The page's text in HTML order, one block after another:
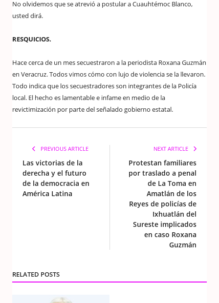
No olvidemos que se atrevió a postular a Cuauhtémoc Blanco,
usted dirá.
RESQUICIOS.
Hace cerca de un mes secuestraron a la periodista Roxana Guzmán
en Veracruz. Todos vimos cómo con lujo de violencia se la llevaron.
Todo indica que los secuestradores son integrantes de la Policía
local. El hecho es lamentable e infame en medio de la
revictimización por parte del señalado gobierno estatal.
PREVIOUS ARTICLE
Las victorias de la
derecha y el futuro
de la democracia en
América Latina
NEXT ARTICLE
Protestan familiares
por traslado a penal
de La Toma en
Amatlán de los
Reyes de policías de
Ixhuatlán del
Sureste implicados
en caso Roxana
Guzmán
RELATED POSTS